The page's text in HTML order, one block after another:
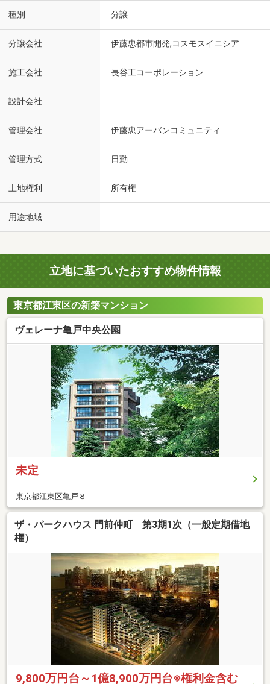
種別 分譲
分譲会社 伊藤忠都市開発,コスモスイニシア
施工会社 長谷工コーポレーション
設計会社
管理会社 伊藤忠アーバンコミュニティ
管理方式 日勤
土地権利 所有権
用途地域
立地に基づいたおすすめ物件情報
東京都江東区の新築マンション
ヴェレーナ亀戸中央公園
未定
東京都江東区亀戸８
ザ・パークハウス 門前仲町 第3期1次（一般定期借地
権）
9,800万円台～1億8,900万円台※権利金含む